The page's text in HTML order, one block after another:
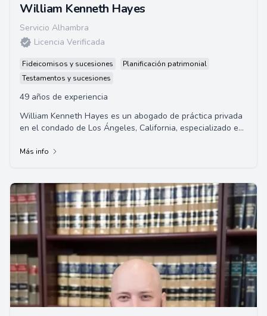
William Kenneth Hayes
Servicio Alhambra
Licencia Verificada
Fideicomisos y sucesiones
Planificación patrimonial
Testamentos y sucesiones
49 años de experiencia
William Kenneth Hayes es un abogado de práctica privada
en el condado de Los Ángeles, California, especializado en
Más info